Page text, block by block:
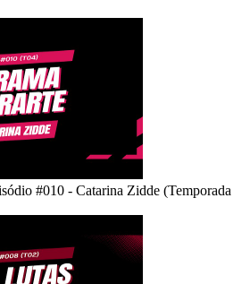
#010 - Catarina Zidde (Temporada